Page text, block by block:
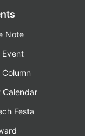
Note
Event
Calendar
Festa